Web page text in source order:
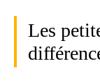
Les